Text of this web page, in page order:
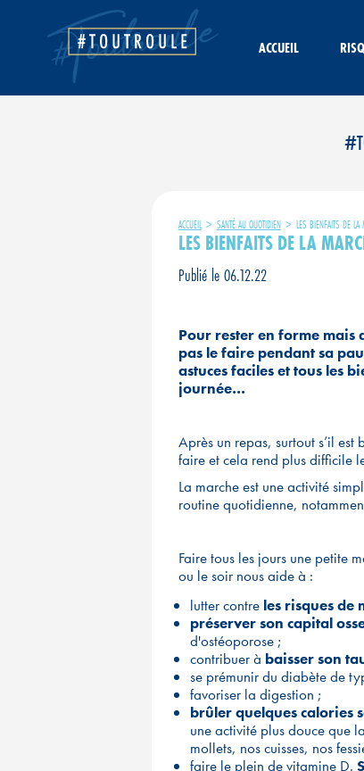
ACCUEIL
ACCUEIL > SANTÉ AU QUOTIDIEN > LES BIENFAITS DE LA
LES BIENFAITS DE LA
Publié le 06.12.22
Pour rester en forme
pas le faire pendant sa
astuces faciles et tous les
journée…
Après un repas, surtout s’il
faire et cela rend plus difficile
La marche est une activité
routine quotidienne,
Faire tous les jours une petite
ou le soir nous aide à :
lutter contre les risques de
préserver son capital
d'ostéoporose ;
contribuer à baisser son
se prémunir du diabète de
favoriser la digestion ;
brûler quelques calories
une activité plus douce que
mollets, nos cuisses, nos
faire le plein de vitamine D.